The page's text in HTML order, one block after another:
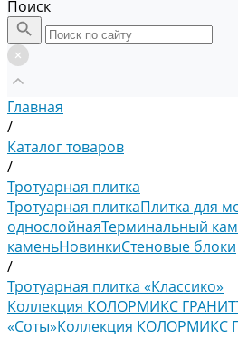
Поиск
Главная
/
Каталог товаров
/
Тротуарная плитка
Тротуарная плиткаПлитка для
однослойнаяТерминальный
каменьНовинкиСтеновые блоки
/
Тротуарная плитка «Классико»
Коллекция КОЛОРМИКС ГРАНИТ
«Соты»Коллекция КОЛОРМИКС